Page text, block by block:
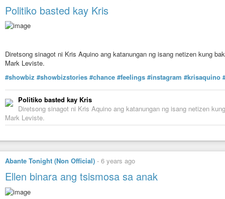
Politiko basted kay Kris
Diretsong sinagot ni Kris Aquino ang katanungan ng isang netizen kung
Mark Leviste.
#showbiz #showbizstories #chance #feelings #instagram #krisaquino
Politiko basted kay Kris
Diretsong sinagot ni Kris Aquino ang katanungan ng isang netizen
Mark Leviste.
Abante Tonight (Non Official) - 6 years ago
Ellen binara ang tsismosa sa anak